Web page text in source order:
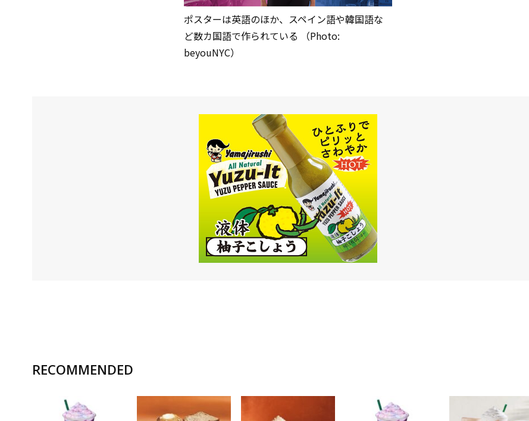
ポスターは英語のほか、スペイン語や韓国語な
ど数カ国語で作られている （Photo:
beyouNYC）
RECOMMENDED